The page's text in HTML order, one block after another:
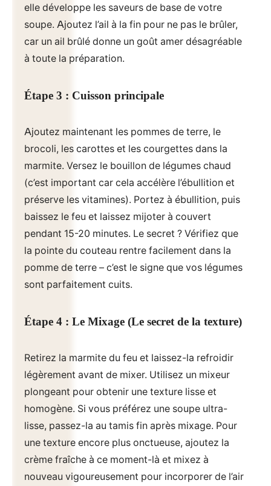
elle développe les saveurs de base de votre
soupe. Ajoutez l’ail à la fin pour ne pas le brûler,
car un ail brûlé donne un goût amer désagréable
à toute la préparation.
Étape 3 : Cuisson principale
Ajoutez maintenant les pommes de terre, le
brocoli, les carottes et les courgettes dans la
marmite. Versez le bouillon de légumes chaud
(c’est important car cela accélère l’ébullition et
préserve les vitamines). Portez à ébullition, puis
baissez le feu et laissez mijoter à couvert
pendant 15-20 minutes. Le secret ? Vérifiez que
la pointe du couteau rentre facilement dans la
pomme de terre – c’est le signe que vos légumes
sont parfaitement cuits.
Étape 4 : Le Mixage (Le secret de la texture)
Retirez la marmite du feu et laissez-la refroidir
légèrement avant de mixer. Utilisez un mixeur
plongeant pour obtenir une texture lisse et
homogène. Si vous préférez une soupe ultra-
lisse, passez-la au tamis fin après mixage. Pour
une texture encore plus onctueuse, ajoutez la
crème fraîche à ce moment-là et mixez à
nouveau vigoureusement pour incorporer de l’air